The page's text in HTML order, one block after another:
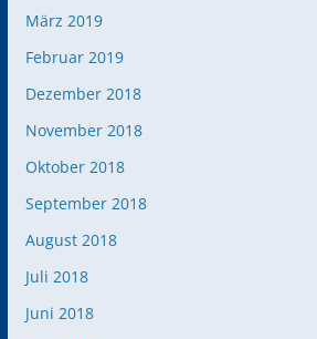
März 2019
Februar 2019
Dezember 2018
November 2018
Oktober 2018
September 2018
August 2018
Juli 2018
Juni 2018